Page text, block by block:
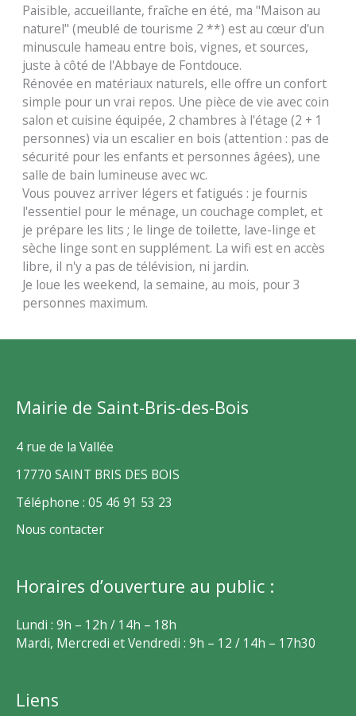
Paisible, accueillante, fraîche en été, ma "Maison au
naturel" (meublé de tourisme 2 **) est au cœur d'un
minuscule hameau entre bois, vignes, et sources,
juste à côté de l'Abbaye de Fontdouce.
Rénovée en matériaux naturels, elle offre un confort
simple pour un vrai repos. Une pièce de vie avec coin
salon et cuisine équipée, 2 chambres à l'étage (2 + 1
personnes) via un escalier en bois (attention : pas de
sécurité pour les enfants et personnes âgées), une
salle de bain lumineuse avec wc.
Vous pouvez arriver légers et fatigués : je fournis
l'essentiel pour le ménage, un couchage complet, et
je prépare les lits ; le linge de toilette, lave-linge et
sèche linge sont en supplément. La wifi est en accès
libre, il n'y a pas de télévision, ni jardin.
Je loue les weekend, la semaine, au mois, pour 3
personnes maximum.
Mairie de Saint-Bris-des-Bois
4 rue de la Vallée
17770 SAINT BRIS DES BOIS
Téléphone : 05 46 91 53 23
Nous contacter
Horaires d’ouverture au public :
Lundi : 9h – 12h / 14h – 18h
Mardi, Mercredi et Vendredi : 9h – 12 / 14h – 17h30
Liens